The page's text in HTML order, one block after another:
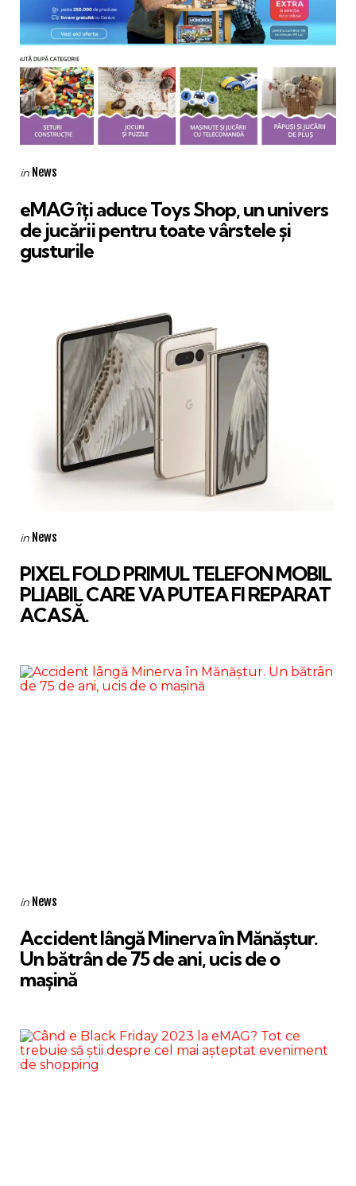
Categories
Posted
in News
eMAG îţi aduce Toys Shop, un univers
de jucării pentru toate vârstele şi
gusturile
Categories
Posted
in News
PIXEL FOLD PRIMUL TELEFON MOBIL
PLIABIL CARE VA PUTEA FI REPARAT
ACASĂ.
Categories
Posted
in News
Accident lângă Minerva în Mănăștur.
Un bătrân de 75 de ani, ucis de o
mașină